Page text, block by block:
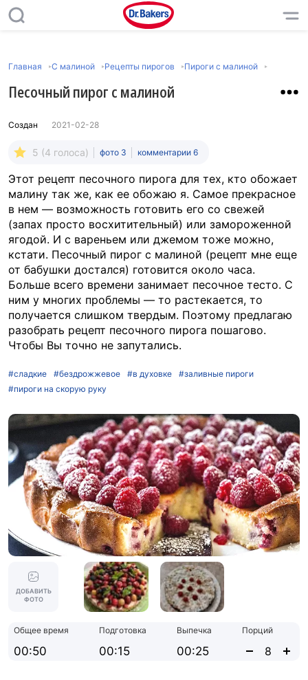
Главная C малиной Рецепты пирогов Пироги с малиной
Песочный пирог с малиной
Создан 2021-02-28
5 (4 голоса) фото 3 комментарии 6
Этот рецепт песочного пирога для тех, кто обожает
малину так же, как ее обожаю я. Самое прекрасное
в нем — возможность готовить его со свежей
(запах просто восхитительный) или замороженной
ягодой. И с вареньем или джемом тоже можно,
кстати. Песочный пирог с малиной (рецепт мне еще
от бабушки достался) готовится около часа.
Больше всего времени занимает песочное тесто. С
ним у многих проблемы — то растекается, то
получается слишком твердым. Поэтому предлагаю
разобрать рецепт песочного пирога пошагово.
Чтобы Вы точно не запутались.
#сладкие #бездрожжевое #в духовке
#заливные пироги
#пироги на скорую руку
ДОБАВИТЬ
ФОТО
Общее время
00:50
Подготовка
00:15
Выпечка
00:25
Порций